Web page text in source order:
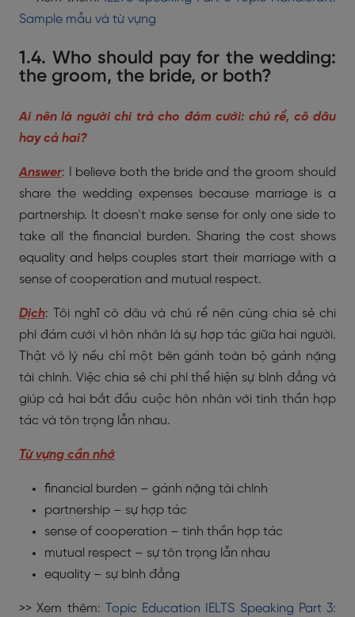
Sample mẫu và từ vựng
1.4. Who should pay for the wedding:
the groom, the bride, or both?
Ai nên là người chi trả cho đám cưới: chú rể, cô dâu
hay cả hai?
Answer: I believe both the bride and the groom should
share the wedding expenses because marriage is a
partnership. It doesn’t make sense for only one side to
take all the financial burden. Sharing the cost shows
equality and helps couples start their marriage with a
sense of cooperation and mutual respect.
Dịch: Tôi nghĩ cô dâu và chú rể nên cùng chia sẻ chi
phí đám cưới vì hôn nhân là sự hợp tác giữa hai người.
Thật vô lý nếu chỉ một bên gánh toàn bộ gánh nặng
tài chính. Việc chia sẻ chi phí thể hiện sự bình đẳng và
giúp cả hai bắt đầu cuộc hôn nhân với tinh thần hợp
tác và tôn trọng lẫn nhau.
Từ vựng cần nhớ
financial burden – gánh nặng tài chính
partnership – sự hợp tác
sense of cooperation – tinh thần hợp tác
mutual respect – sự tôn trọng lẫn nhau
equality – sự bình đẳng
>> Xem thêm:
Topic Education IELTS Speaking Part 3: